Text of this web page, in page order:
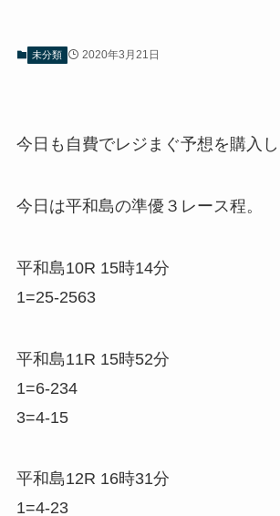
未分類 2020年3月21日
今日も自費でレジまぐ予想を購入し
今日は平和島の準優３レース程。
平和島10R 15時14分
1=25-2563
平和島11R 15時52分
1=6-234
3=4-15
平和島12R 16時31分
1=4-23